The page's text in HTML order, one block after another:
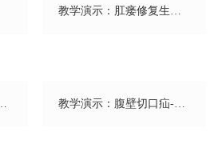
教学演示：肛瘘修复生物
教学演示：腹壁切口疝-生